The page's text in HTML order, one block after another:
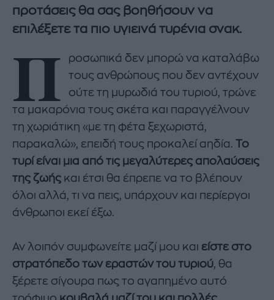
προτάσεις θα σας βοηθήσουν να
επιλέξετε τα πιο υγιεινά τυρένια σνακ.
Π
ροσωπικά δεν μπορώ να καταλάβω
τους ανθρώπους που δεν αντέχουν
ούτε τη μυρωδιά του τυριού, τρώνε
τα μακαρόνια τους σκέτα και παραγγέλνουν
τη χωριάτικη «με τη φέτα ξεχωριστά,
παρακαλώ», επειδή τους προκαλεί αηδία. Το
τυρί είναι μια από τις μεγαλύτερες απολαύσεις
της ζωής και έτσι θα έπρεπε να το βλέπουν
όλοι αλλά, τι να πεις, υπάρχουν και περίεργοι
άνθρωποι εκεί έξω.
Αν λοιπόν συμφωνείτε μαζί μου και είστε στο
στρατόπεδο των εραστών του τυριού, θα
ξέρετε σίγουρα πως το αγαπημένο αυτό